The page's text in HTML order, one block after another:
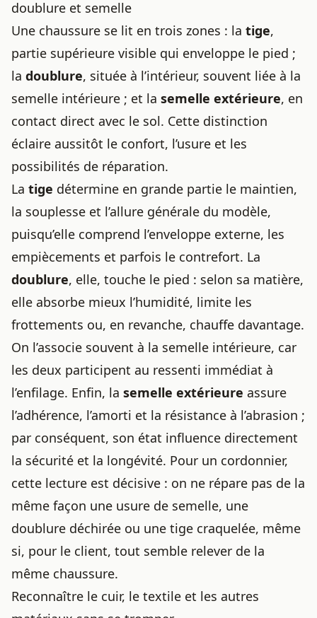
doublure et semelle
Une chaussure se lit en trois zones : la tige,
partie supérieure visible qui enveloppe le pied ;
la doublure, située à l’intérieur, souvent liée à la
semelle intérieure ; et la semelle extérieure, en
contact direct avec le sol. Cette distinction
éclaire aussitôt le confort, l’usure et les
possibilités de réparation.
La tige détermine en grande partie le maintien,
la souplesse et l’allure générale du modèle,
puisqu’elle comprend l’enveloppe externe, les
empiècements et parfois le contrefort. La
doublure, elle, touche le pied : selon sa matière,
elle absorbe mieux l’humidité, limite les
frottements ou, en revanche, chauffe davantage.
On l’associe souvent à la semelle intérieure, car
les deux participent au ressenti immédiat à
l’enfilage. Enfin, la semelle extérieure assure
l’adhérence, l’amorti et la résistance à l’abrasion ;
par conséquent, son état influence directement
la sécurité et la longévité. Pour un cordonnier,
cette lecture est décisive : on ne répare pas de la
même façon une usure de semelle, une
doublure déchirée ou une tige craquelée, même
si, pour le client, tout semble relever de la
même chaussure.
Reconnaître le cuir, le textile et les autres